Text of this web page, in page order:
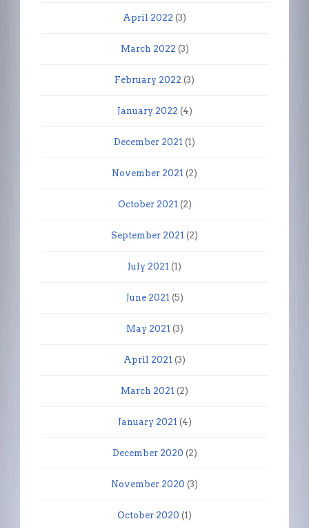
April 2022 (3)
March 2022 (3)
February 2022 (3)
January 2022 (4)
December 2021 (1)
November 2021 (2)
October 2021 (2)
September 2021 (2)
July 2021 (1)
June 2021 (5)
May 2021 (3)
April 2021 (3)
March 2021 (2)
January 2021 (4)
December 2020 (2)
November 2020 (3)
October 2020 (1)